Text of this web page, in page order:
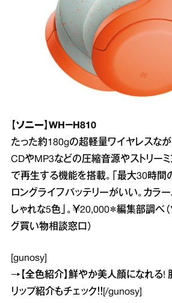
【ソニー】WH－H810
たった約180gの超軽量ワイヤレスなが
CDやMP3などの圧縮音源やストリー
で再生する機能を搭載。「最大30時間
ロングライフバッテリーがいい。カラ
しゃれな5色」。￥20,000＊編集部調べ
グ買い物相談窓口）
[gunosy]
→ 【全色紹介】鮮やか美人顔になれる!
リップ紹介もチェック！！[/gunosy]